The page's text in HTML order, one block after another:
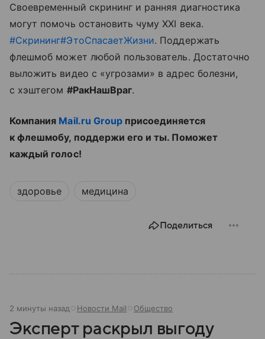
Своевременный скрининг и ранняя диагностика
могут помочь остановить чуму XXI века.
#Скрининг#ЭтоСпасаетЖизни. Поддержать
флешмоб может любой пользователь. Достаточно
выложить видео с «угрозами» в адрес болезни,
с хэштегом #РакНашВраг.
Компания Mail.ru Group присоединяется
к флешмобу, поддержи его и ты. Поможет
каждый голос!
здоровье медицина
Поделиться
2 минуты назад Новости Mail Общество
Эксперт раскрыл выгоду